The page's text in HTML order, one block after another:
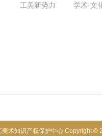
工美新势力
学术·文
美术知识产权保护中心 Copyright ©